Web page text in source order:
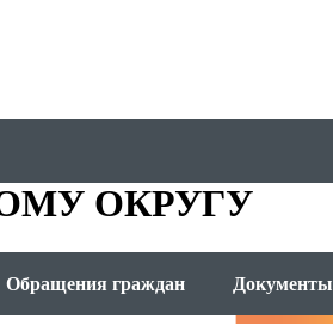
ОКРУГУ
Обращения граждан Документы